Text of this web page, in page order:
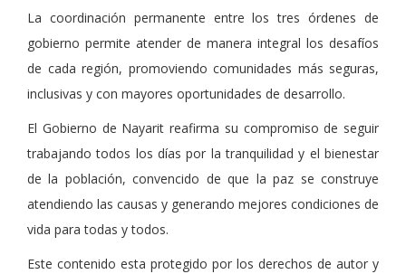
La coordinación permanente entre los tres órdenes de
gobierno permite atender de manera integral los desafíos
de cada región, promoviendo comunidades más seguras,
inclusivas y con mayores oportunidades de desarrollo.
El Gobierno de Nayarit reafirma su compromiso de seguir
trabajando todos los días por la tranquilidad y el bienestar
de la población, convencido de que la paz se construye
atendiendo las causas y generando mejores condiciones de
vida para todas y todos.
Este contenido esta protegido por los derechos de autor y